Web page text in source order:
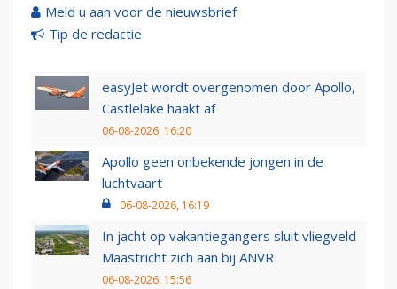
Meld u aan voor de nieuwsbrief
Tip de redactie
easyJet wordt overgenomen door Apollo,
Castlelake haakt af
06-08-2026, 16:20
Apollo geen onbekende jongen in de
luchtvaart
06-08-2026, 16:19
In jacht op vakantiegangers sluit vliegveld
Maastricht zich aan bij ANVR
06-08-2026, 15:56